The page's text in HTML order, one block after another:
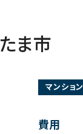
ま市
マンション
費用